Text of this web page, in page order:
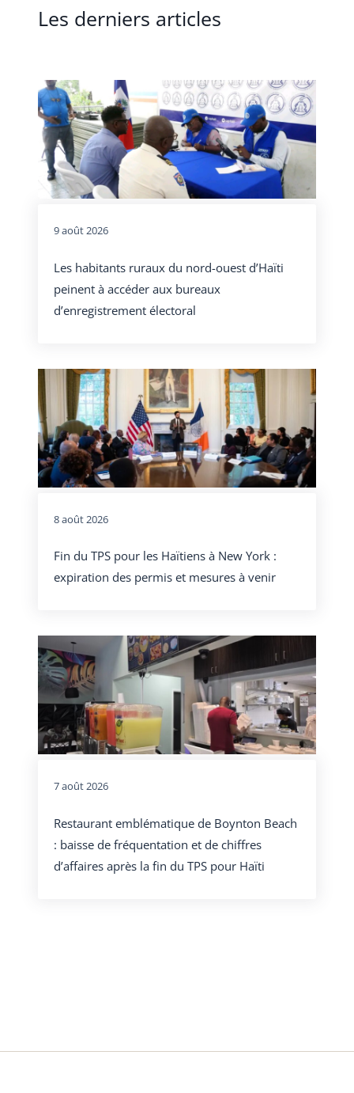
Les derniers articles
9 août 2026
Les habitants ruraux du nord-ouest d’Haïti
peinent à accéder aux bureaux
d’enregistrement électoral
8 août 2026
Fin du TPS pour les Haïtiens à New York :
expiration des permis et mesures à venir
7 août 2026
Restaurant emblématique de Boynton Beach
: baisse de fréquentation et de chiffres
d’affaires après la fin du TPS pour Haïti